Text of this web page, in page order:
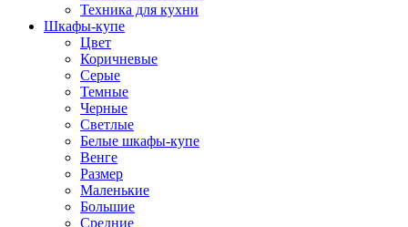
Техника для кухни
Шкафы-купе
Цвет
Коричневые
Серые
Темные
Черные
Светлые
Белые шкафы-купе
Венге
Размер
Маленькие
Большие
Средние